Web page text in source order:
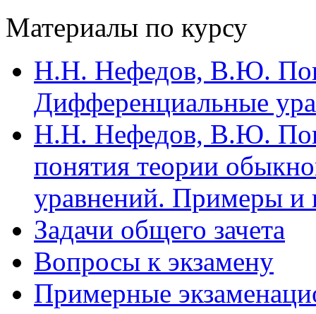
Материалы по курсу
Н.Н. Нефедов, В.Ю.
Дифференциальные
Н.Н. Нефедов, В.Ю.
понятия теории
уравнений. Примеры и
Задачи общего зачета
Вопросы к экзамену
Примерные